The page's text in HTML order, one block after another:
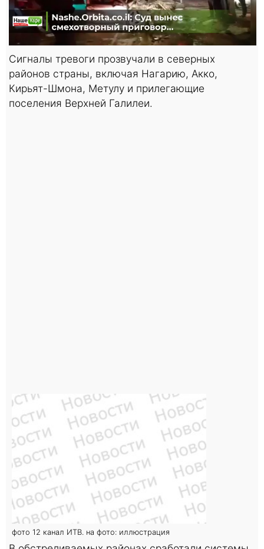
Сигналы тревоги прозвучали в северных
районов страны, включая Нагарию, Акко,
Кирьят-Шмона, Метулу и прилегающие
поселения Верхней Галилеи.
фото 12 канал ИТВ. на фото: иллюстрация